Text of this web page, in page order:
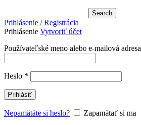
Search
Prihlásenie / Registrácia
Prihlásenie Vytvoriť účet
Používateľské meno alebo e-mailová adresa
Heslo *
Prihlásiť
Nepamätáte si heslo?
Zapamätať si ma